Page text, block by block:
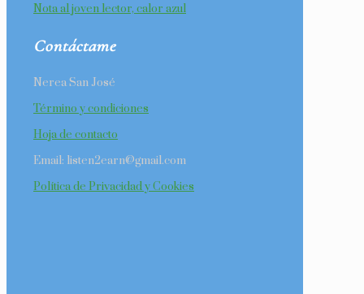
Nota al joven lector, calor azul
Contáctame
Nerea San José
Término y condiciones
Hoja de contacto
Email: listen2earn@gmail.com
Política de Privacidad y Cookies